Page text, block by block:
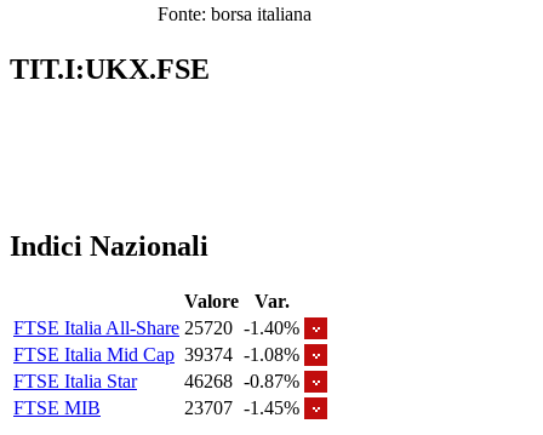
Fonte: borsa italiana
TIT.I:UKX.FSE
Indici Nazionali
Valore
Var.
FTSE Italia All-Share 25720 -1.40%
FTSE Italia Mid Cap 39374 -1.08%
FTSE Italia Star
46268 -0.87%
FTSE MIB
23707 -1.45%